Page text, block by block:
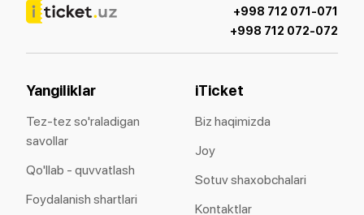
+998 712 071-071
+998 712 072-072
Yangiliklar
Tez-tez so'raladigan
savollar
Qo'llab - quvvatlash
Foydalanish shartlari
iTicket
Biz haqimizda
Joy
Sotuv shaxobchalari
Kontaktlar